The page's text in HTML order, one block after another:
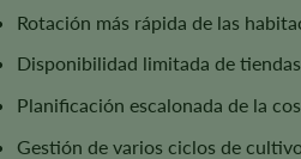
Rotación más rápida de las
Disponibilidad limitada de
Planificación escalonada de la
Gestión de varios ciclos de